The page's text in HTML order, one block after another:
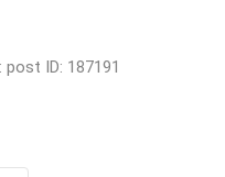
ID: 187191